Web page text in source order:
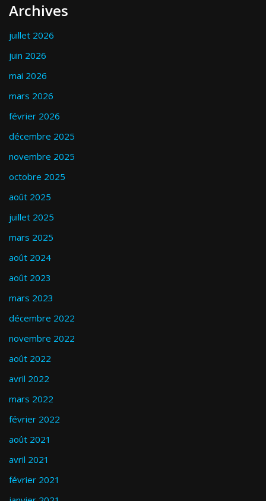
Archives
juillet 2026
juin 2026
mai 2026
mars 2026
février 2026
décembre 2025
novembre 2025
octobre 2025
août 2025
juillet 2025
mars 2025
août 2024
août 2023
mars 2023
décembre 2022
novembre 2022
août 2022
avril 2022
mars 2022
février 2022
août 2021
avril 2021
février 2021